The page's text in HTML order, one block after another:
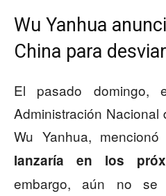
Wu Yanhua
China para
El pasado domingo,
Administración
Wu Yanhua,
lanzaría en los
embargo, aún no se